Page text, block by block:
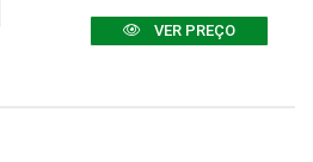
VER PREÇO